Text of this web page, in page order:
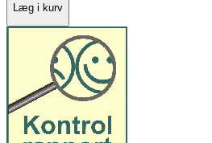
Læg i kurv